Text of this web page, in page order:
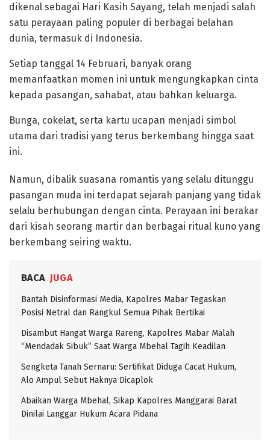
dikenal sebagai Hari Kasih Sayang, telah menjadi salah
satu perayaan paling populer di berbagai belahan
dunia, termasuk di Indonesia.
Setiap tanggal 14 Februari, banyak orang
memanfaatkan momen ini untuk mengungkapkan cinta
kepada pasangan, sahabat, atau bahkan keluarga.
Bunga, cokelat, serta kartu ucapan menjadi simbol
utama dari tradisi yang terus berkembang hingga saat
ini.
Namun, dibalik suasana romantis yang selalu ditunggu
pasangan muda ini terdapat sejarah panjang yang tidak
selalu berhubungan dengan cinta. Perayaan ini berakar
dari kisah seorang martir dan berbagai ritual kuno yang
berkembang seiring waktu.
BACA JUGA
Bantah Disinformasi Media, Kapolres Mabar Tegaskan
Posisi Netral dan Rangkul Semua Pihak Bertikai
Disambut Hangat Warga Rareng, Kapolres Mabar Malah
“Mendadak Sibuk” Saat Warga Mbehal Tagih Keadilan
Sengketa Tanah Sernaru: Sertifikat Diduga Cacat Hukum,
Alo Ampul Sebut Haknya Dicaplok
Abaikan Warga Mbehal, Sikap Kapolres Manggarai Barat
Dinilai Langgar Hukum Acara Pidana